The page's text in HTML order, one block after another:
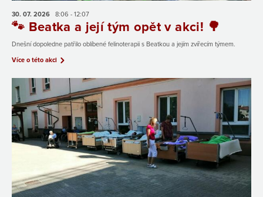
30. 07. 2026 8:06 - 12:07
🐾 Beatka a její tým opět v akci! 🌳
Dnešní dopoledne patřilo oblíbené felinoterapii s Beatkou a jejím zvířecím týmem.
Více o této akci